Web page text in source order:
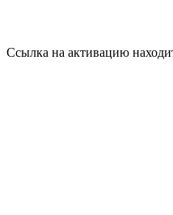
Ссылка на активацию